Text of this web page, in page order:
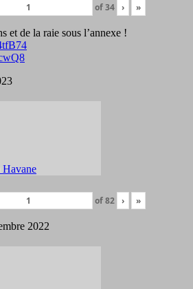
of34 › »
et de la raie sous l’annexe !
of82 › »
2022